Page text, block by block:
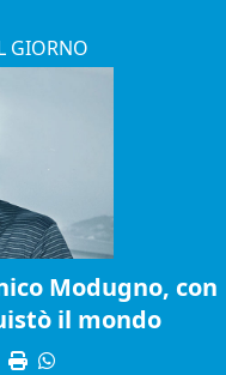
GIORNO
Modugno, con
il mondo